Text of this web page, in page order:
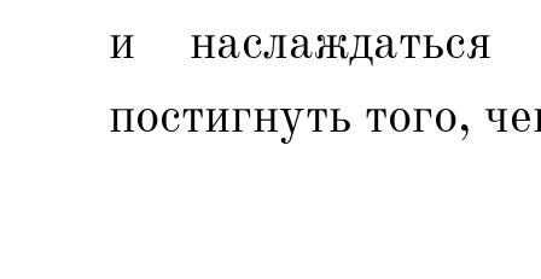
и
постигнуть того,